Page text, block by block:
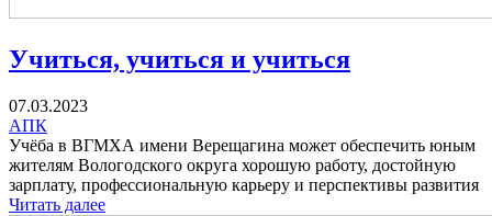
Учиться, учиться и учиться
07.03.2023
АПК
Учёба в ВГМХА имени Верещагина может обеспечить юным
жителям Вологодского округа хорошую работу, достойную
зарплату, профессиональную карьеру и перспективы развития
Читать далее